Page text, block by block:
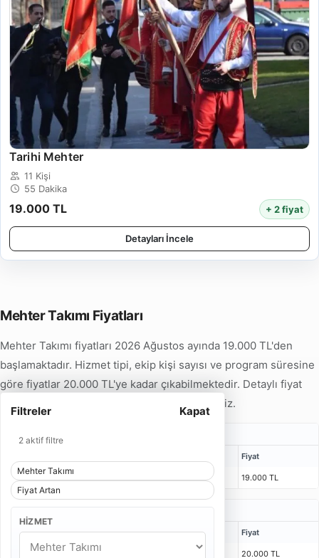
Filtreler Kapat
2 aktif filtre
Mehter Takımı
Fiyat Artan
HIZMET
Tarihi Mehter
11 Kişi
55 Dakika
19.000 TL + 2 fiyat
Detayları İncele
Mehter Takımı Fiyatları
Mehter Takımı fiyatları 2026 Ağustos ayında 19.000 TL'den
başlamaktadır. Hizmet tipi, ekip kişi sayısı ve program süresine
göre fiyatlar 20.000 TL'ye kadar çıkabilmektedir. Detaylı fiyat
örneklerini aşağıdaki tabloda inceleyebilirsiniz.
Fiyat
11 Kişi 1 Saat 25 Dakika 55 Dakika 19.000 TL
Bulunma Süresi Program Fiyat
1 Saat 30 Dakika 20.000 TL